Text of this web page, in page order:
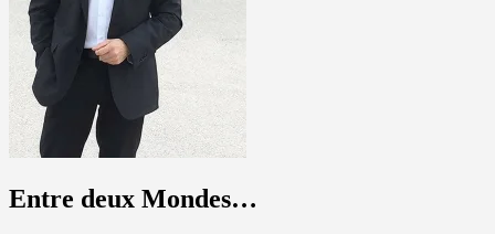
Entre deux Mondes…